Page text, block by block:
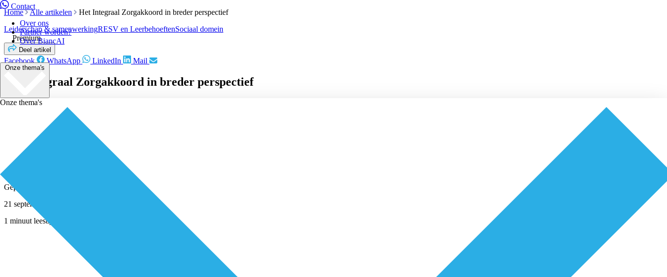
Contact
Over ons
Partner worden?
Over BiancAI
Onze thema's
Onze thema's
Home Alle artikelen
Het Integraal Zorgakkoord in breder perspectief
Leiderschap & samenwerkingRESV en LeerbehoeftenSociaal domein
Premium
Deel artikel
Facebook WhatsApp LinkedIn Mail
Het Integraal Zorgakkoord in breder perspectief
Geplaatst door
21 september 2022
1 minuut leestijd